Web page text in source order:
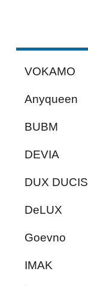
VOKAMO
Anyqueen
BUBM
DEVIA
DUX DUCIS
DeLUX
Goevno
IMAK